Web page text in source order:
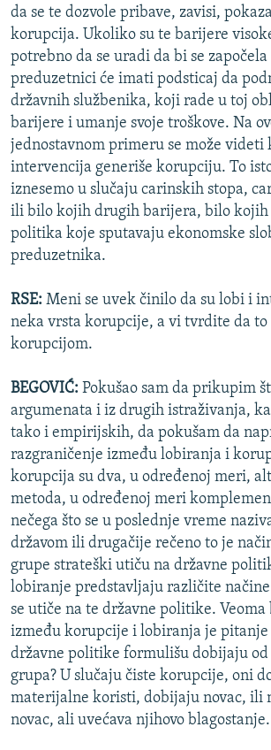
da se te dozvole pribave, zavisi,
korupcija. Ukoliko su te barijere
potrebno da se uradi da bi se
preduzetnici će imati podsticaj da
državnih službenika, koji rade u toj
barijere i umanje svoje troškove. Na
jednostavnom primeru se može videti
intervencija generiše korupciju. To
iznesemo u slučaju carinskih stopa,
ili bilo kojih drugih barijera, bilo
politika koje sputavaju ekonomske
preduzetnika.
RSE: Meni se uvek činilo da su lobi i
neka vrsta korupcije, a vi tvrdite da to
korupcijom.
BEGOVIĆ: Pokušao sam da prikupim
argumenata i iz drugih istraživanja,
tako i empirijskih, da pokušam da
razgraničenje između lobiranja i
korupcija su dva, u određenoj meri,
metoda, u određenoj meri
nečega što se u poslednje vreme
državom ili drugačije rečeno to je
grupe strateški utiču na državne
lobiranje predstavljaju različite
se utiče na te državne politike.
između korupcije i lobiranja je pitanje
državne politike formulišu dobijaju
grupa? U slučaju čiste korupcije, oni
materijalne koristi, dobijaju novac, ili
novac, ali uvećava njihovo blagostanje.